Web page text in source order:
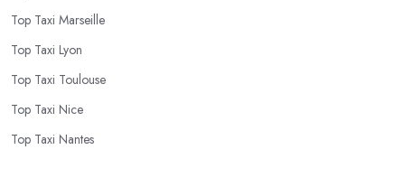
Top Taxi Marseille
Top Taxi Lyon
Top Taxi Toulouse
Top Taxi Nice
Top Taxi Nantes